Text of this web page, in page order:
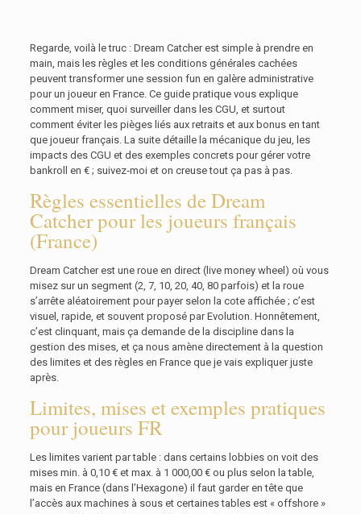
Regarde, voilà le truc : Dream Catcher est simple à prendre en
main, mais les règles et les conditions générales cachées
peuvent transformer une session fun en galère administrative
pour un joueur en France. Ce guide pratique vous explique
comment miser, quoi surveiller dans les CGU, et surtout
comment éviter les pièges liés aux retraits et aux bonus en tant
que joueur français. La suite détaille la mécanique du jeu, les
impacts des CGU et des exemples concrets pour gérer votre
bankroll en € ; suivez‑moi et on creuse tout ça pas à pas.
Règles essentielles de Dream
Catcher pour les joueurs français
(France)
Dream Catcher est une roue en direct (live money wheel) où vous
misez sur un segment (2, 7, 10, 20, 40, 80 parfois) et la roue
s’arrête aléatoirement pour payer selon la cote affichée ; c’est
visuel, rapide, et souvent proposé par Evolution. Honnêtement,
c’est clinquant, mais ça demande de la discipline dans la
gestion des mises, et ça nous amène directement à la question
des limites et des règles en France que je vais expliquer juste
après.
Limites, mises et exemples pratiques
pour joueurs FR
Les limites varient par table : dans certains lobbies on voit des
mises min. à 0,10 € et max. à 1 000,00 € ou plus selon la table,
mais en France (dans l’Hexagone) il faut garder en tête que
l’accès aux machines à sous et certaines tables est « offshore »